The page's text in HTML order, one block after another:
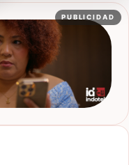
PUBLICIDAD